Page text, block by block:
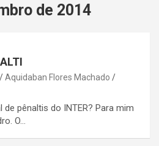
de 2014
Aquidaban Flores Machado
pênaltis do INTER? Para mim
O…